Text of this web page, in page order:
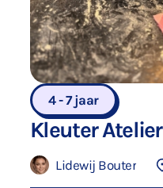
4 - 7 jaar
Kleuter Atelier
Lidewij Bouter